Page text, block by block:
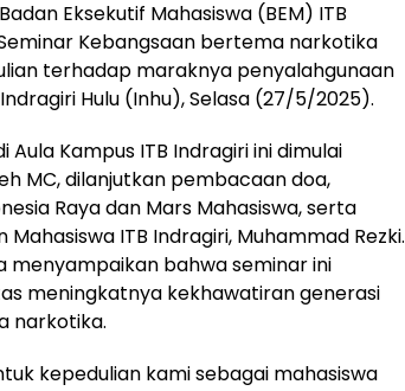
Badan Eksekutif Mahasiswa (BEM) ITB
Kebangsaan bertema narkotika
terhadap maraknya penyalahgunaan
Hulu (Inhu), Selasa (27/5/2025).
Aula Kampus ITB Indragiri ini dimulai
MC, dilanjutkan pembacaan doa,
Raya dan Mars Mahasiswa, serta
ITB Indragiri, Muhammad Rezki.
menyampaikan bahwa seminar ini
meningkatnya kekhawatiran generasi
narkotika.
kepedulian kami sebagai mahasiswa